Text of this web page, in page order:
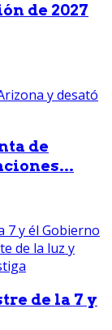
de 2027
de
de la 7 y